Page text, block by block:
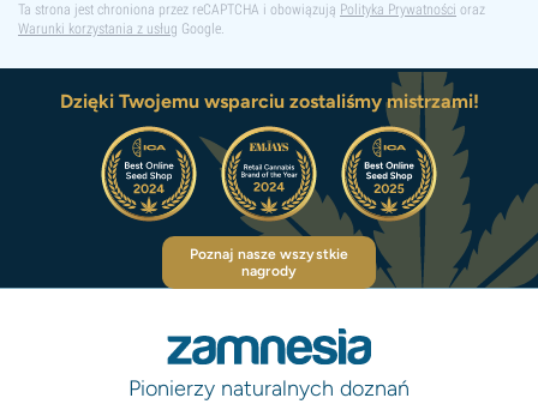
Ta strona jest chroniona przez reCAPTCHA i obowiązują Polityka Prywatności oraz
Warunki korzystania z usług Google.
Dzięki Twojemu wsparciu zostaliśmy mistrzami!
Poznaj nasze wszystkie
nagrody
Pionierzy naturalnych doznań